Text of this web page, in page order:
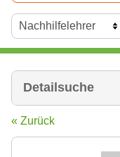
Detailsuche
« Zurück